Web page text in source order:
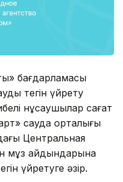
бағдарламасы
тегін үйрету
нұсқаушылар сағат
сауда орталығы
Центральная
мұз айдындарына
үйретуге әзір.